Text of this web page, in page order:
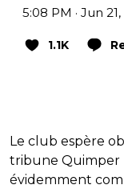
5:08 PM · Jun
1.1K
Le club espère
tribune Quimper
évidemment